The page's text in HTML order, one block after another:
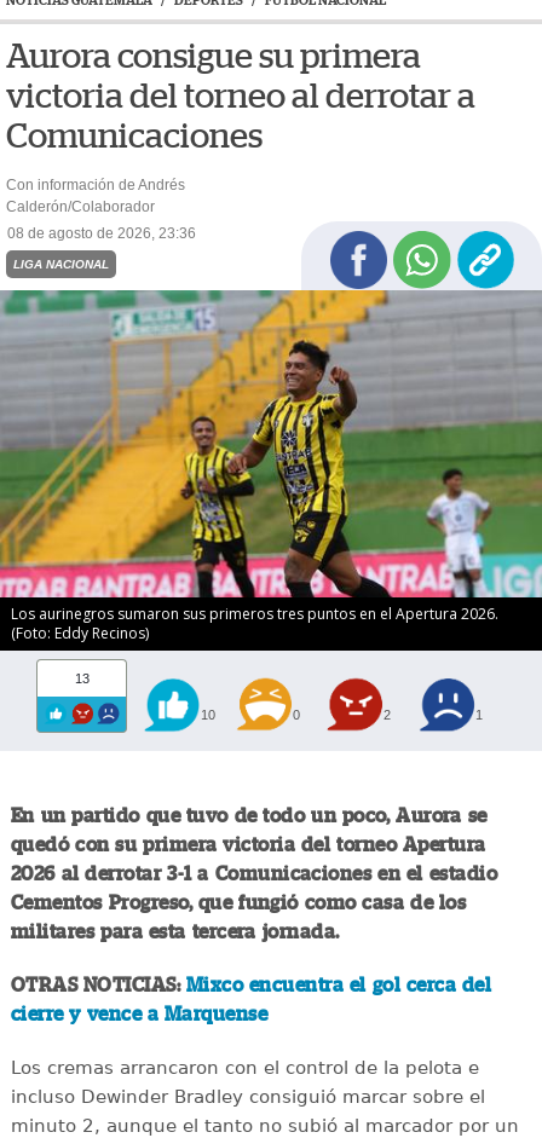
Aurora consigue su primera
victoria del torneo al derrotar a
Comunicaciones
Con información de Andrés
Calderón/Colaborador
08 de agosto de 2026, 23:36
LIGA NACIONAL
Los aurinegros sumaron sus primeros tres puntos en el Apertura 2026.
(Foto: Eddy Recinos)
13
10 0 2 1
En un partido que tuvo de todo un poco, Aurora se
quedó con su primera victoria del torneo Apertura
2026 al derrotar 3-1 a Comunicaciones en el estadio
Cementos Progreso, que fungió como casa de los
militares para esta tercera jornada.
OTRAS NOTICIAS: Mixco encuentra el gol cerca del
cierre y vence a Marquense
Los cremas arrancaron con el control de la pelota e
incluso Dewinder Bradley consiguió marcar sobre el
minuto 2, aunque el tanto no subió al marcador por un